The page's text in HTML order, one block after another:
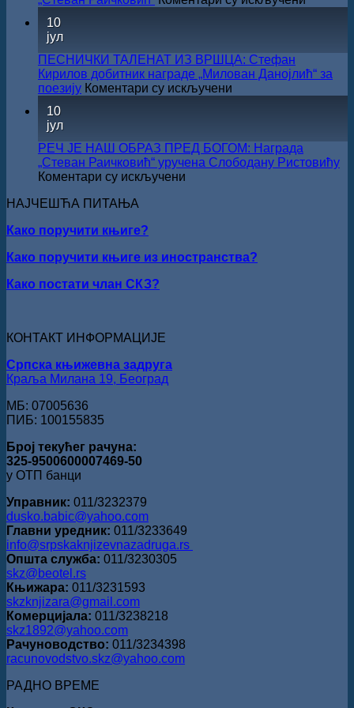
свечано
Награде
10
јул
ПЕСНИЧКИ ТАЛЕНАТ ИЗ ВРШЦА: Стефан
Кирилов добитник награде „Милован Данојлић“ за
поезију Коментари су искључени
ВРШЦА:
Стефан
Кирилов
поезију
10
јул
РЕЧ ЈЕ НАШ ОБРАЗ ПРЕД БОГОМ: Награда
„Стеван Раичковић“ уручена Слободану Ристовићу
Коментари су искључени
БОГОМ:
НАЈЧЕШЋА ПИТАЊА
Како поручити књиге?
Како поручити књиге из иностранства?
Како постати члан СКЗ?
КОНТАКТ ИНФОРМАЦИЈЕ
Српска књижевна задруга
Краља Милана 19, Београд
МБ: 07005636
ПИБ: 100155835
Број текућег рачуна:
325-9500600007469-50
у ОТП банци
Управник: 011/3232379
dusko.babic@yahoo.com
Главни уредник: 011/3233649
info@srpskaknjizevnazadruga.rs
Општа служба: 011/3230305
skz@beotel.rs
Књижара: 011/3231593
skzknjizara@gmail.com
Комерцијала: 011/3238218
skz1892@yahoo.com
Рачуноводство: 011/3234398
racunovodstvo.skz@yahoo.com
РАДНО ВРЕМЕ